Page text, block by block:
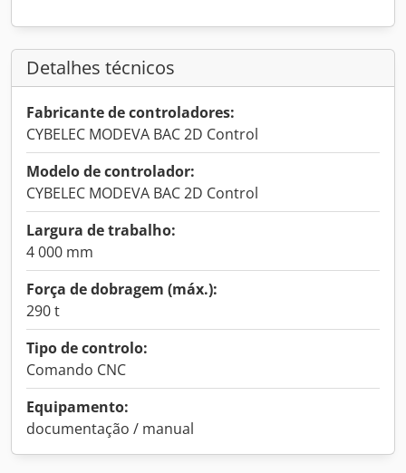
Detalhes técnicos
Fabricante de controladores:
CYBELEC MODEVA BAC 2D Control
Modelo de controlador:
CYBELEC MODEVA BAC 2D Control
Largura de trabalho:
4 000 mm
Força de dobragem (máx.):
290 t
Tipo de controlo:
Comando CNC
Equipamento:
documentação / manual